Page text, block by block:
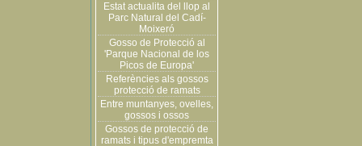
Estat actualita del llop al
Parc Natural del Cadí-
Moixeró
Gosso de Protecció al
'Parque Nacional de los
Picos de Europa'
Referències als gossos
protecció de ramats
Entre muntanyes, ovelles,
gossos i ossos
Gossos de protecció de
ramats i tipus d'empremta